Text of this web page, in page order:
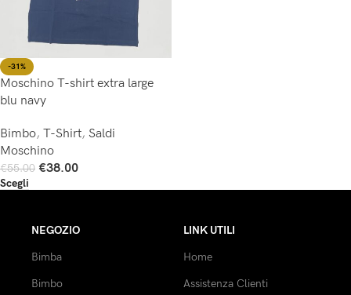
-31%
Moschino T-shirt extra large
blu navy
Bimbo, T-Shirt, Saldi
Moschino
€55.00 €38.00
Scegli
NEGOZIO
Bimba
Bimbo
LINK UTILI
Home
Assistenza Clienti